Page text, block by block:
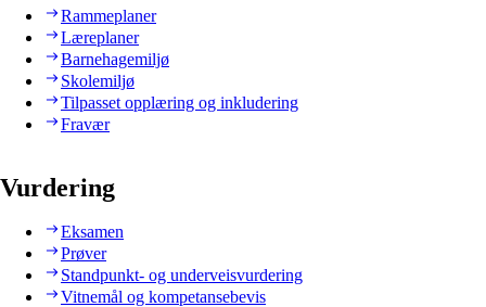
Rammeplaner
Læreplaner
Barnehagemiljø
Skolemiljø
Tilpasset opplæring og inkludering
Fravær
Vurdering
Eksamen
Prøver
Standpunkt- og underveisvurdering
Vitnemål og kompetansebevis